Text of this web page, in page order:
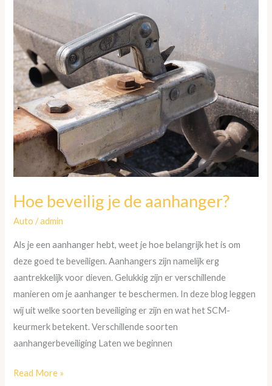
Hoe beveilig je de aanhanger?
Auto /admin
Als je een aanhanger hebt, weet je hoe belangrijk het is om
deze goed te beveiligen. Aanhangers zijn namelijk erg
aantrekkelijk voor dieven. Gelukkig zijn er verschillende
manieren om je aanhanger te beschermen. In deze blog leggen
wij uit welke soorten beveiliging er zijn en wat het SCM-
keurmerk betekent. Verschillende soorten
aanhangerbeveiliging Laten we beginnen
je
de
aanhanger?
Read More »